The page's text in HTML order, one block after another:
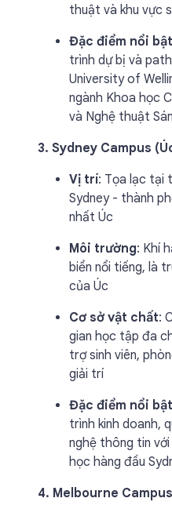
thuật và khu vực
Đặc điểm nổi bật
trình dự bị và
University of
ngành Khoa học
và Nghệ thuật
3. Sydney Campus
Vị trí: Tọa lạc tại
Sydney - thành
nhất Úc
Môi trường: Khí
biển nổi tiếng, là
của Úc
Cơ sở vật chất:
gian học tập đa
trợ sinh viên,
giải trí
Đặc điểm nổi bật
trình kinh doanh,
nghệ thông tin
học hàng đầu
4. Melbourne